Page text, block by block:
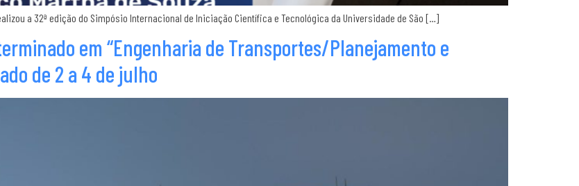
a 32ª edição do Simpósio Internacional de Iniciação Científica e Tecnológica da Universidade de São […]
em “Engenharia de Transportes/Planejamento e
de 2 a 4 de julho